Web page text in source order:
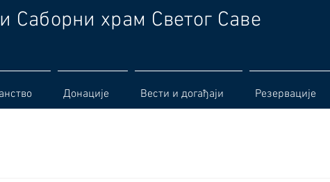
Саборни храм Светог Саве
Донације Вести и догађаји Резервације